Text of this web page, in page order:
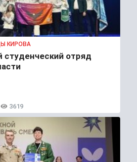
КИРОВА
студенческий отряд
3619